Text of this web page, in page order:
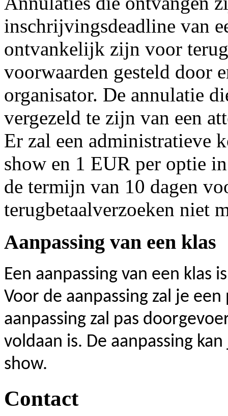
inschrijvingsdeadline van
ontvankelijk zijn voor
voorwaarden gesteld door
organisator. De annulatie
vergezeld te zijn van een
Er zal een administratieve
show en 1 EUR per optie
de termijn van 10 dagen
terugbetaalverzoeken niet
Aanpassing van een klas
Een aanpassing van een klas
Voor de aanpassing zal je
aanpassing zal pas
voldaan is. De aanpassing
show.
Contact